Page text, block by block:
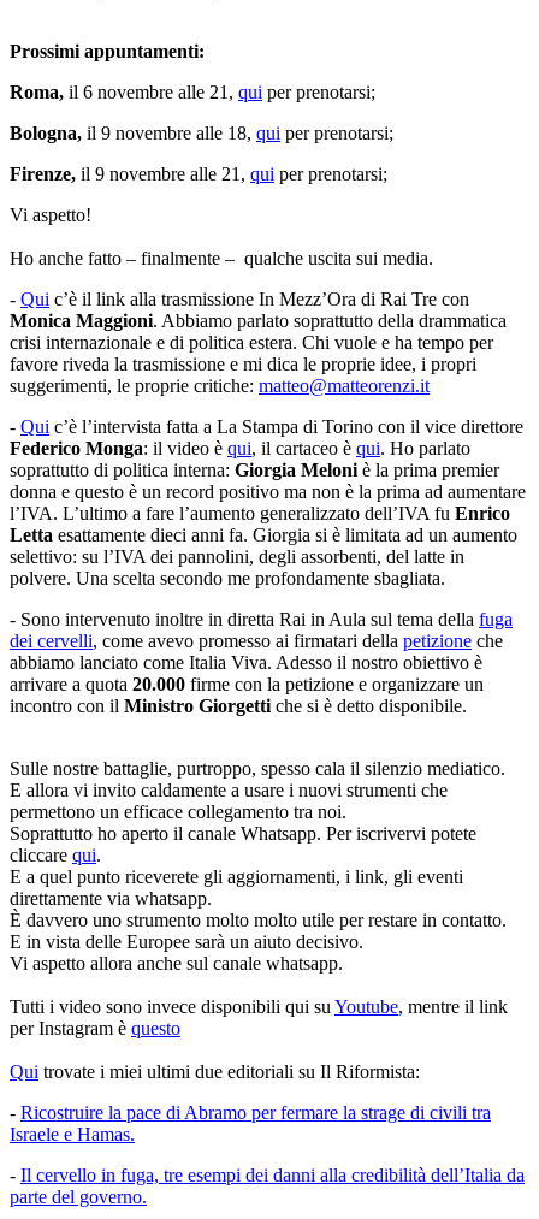
Prossimi appuntamenti:
Roma, il 6 novembre alle 21, qui per prenotarsi;
Bologna, il 9 novembre alle 18, qui per prenotarsi;
Firenze, il 9 novembre alle 21, qui per prenotarsi;
Vi aspetto!
Ho anche fatto – finalmente – qualche uscita sui media.
- Qui c’è il link alla trasmissione In Mezz’Ora di Rai Tre con
Monica Maggioni. Abbiamo parlato soprattutto della drammatica
crisi internazionale e di politica estera. Chi vuole e ha tempo per
favore riveda la trasmissione e mi dica le proprie idee, i propri
suggerimenti, le proprie critiche: matteo@matteorenzi.it
- Qui c’è l’intervista fatta a La Stampa di Torino con il vice direttore
Federico Monga: il video è qui, il cartaceo è qui. Ho parlato
soprattutto di politica interna: Giorgia Meloni è la prima premier
donna e questo è un record positivo ma non è la prima ad aumentare
l’IVA. L’ultimo a fare l’aumento generalizzato dell’IVA fu Enrico
Letta esattamente dieci anni fa. Giorgia si è limitata ad un aumento
selettivo: su l’IVA dei pannolini, degli assorbenti, del latte in
polvere. Una scelta secondo me profondamente sbagliata.
- Sono intervenuto inoltre in diretta Rai in Aula sul tema della fuga
dei cervelli, come avevo promesso ai firmatari della petizione che
abbiamo lanciato come Italia Viva. Adesso il nostro obiettivo è
arrivare a quota 20.000 firme con la petizione e organizzare un
incontro con il Ministro Giorgetti che si è detto disponibile.
Sulle nostre battaglie, purtroppo, spesso cala il silenzio mediatico.
E allora vi invito caldamente a usare i nuovi strumenti che
permettono un efficace collegamento tra noi.
Soprattutto ho aperto il canale Whatsapp. Per iscrivervi potete
cliccare qui.
E a quel punto riceverete gli aggiornamenti, i link, gli eventi
direttamente via whatsapp.
È davvero uno strumento molto molto utile per restare in contatto.
E in vista delle Europee sarà un aiuto decisivo.
Vi aspetto allora anche sul canale whatsapp.
Tutti i video sono invece disponibili qui su Youtube, mentre il link
per Instagram è questo
Qui trovate i miei ultimi due editoriali su Il Riformista:
- Ricostruire la pace di Abramo per fermare la strage di civili tra
Israele e Hamas.
- Il cervello in fuga, tre esempi dei danni alla credibilità dell’Italia da
parte del governo.